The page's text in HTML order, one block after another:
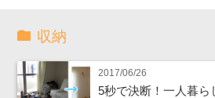
収納
2017/06/26
5秒で決断！一人暮ら